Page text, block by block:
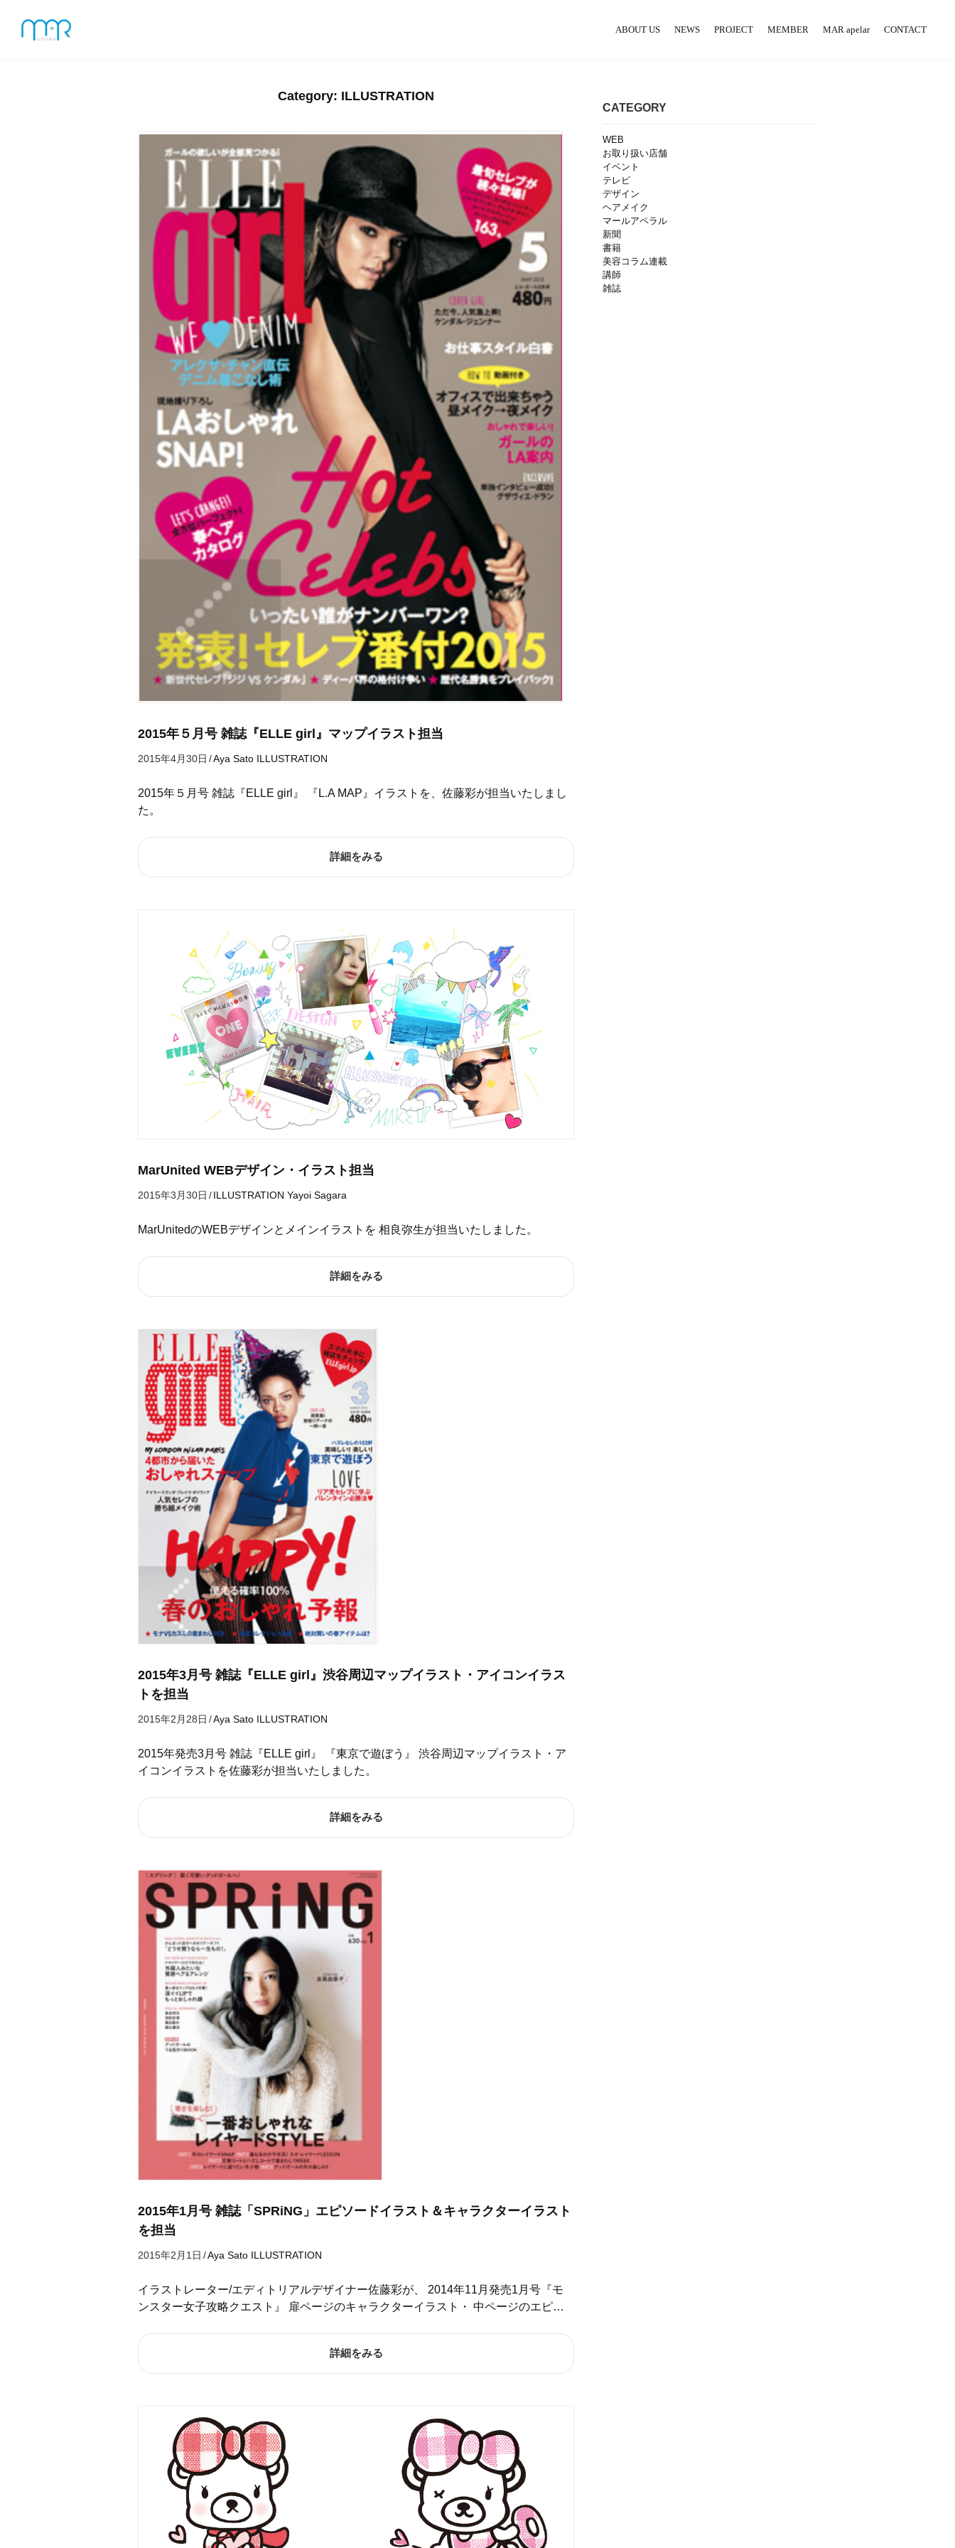
ABOUT US NEWS PROJECT MEMBER MAR apelar CONTACT
Category: ILLUSTRATION
2015年５月号 雑誌『ELLE girl』マップイラスト担当
2015年4月30日 /Aya Sato ILLUSTRATION
2015年５月号 雑誌『ELLE girl』 『L.A MAP』イラストを、佐藤彩が担当いたしまし
た。
詳細をみる
MarUnited WEBデザイン・イラスト担当
2015年3月30日 /ILLUSTRATION Yayoi Sagara
MarUnitedのWEBデザインとメインイラストを 相良弥生が担当いたしました。
詳細をみる
2015年3月号 雑誌『ELLE girl』渋谷周辺マップイラスト・アイコンイラス
トを担当
2015年2月28日 /Aya Sato ILLUSTRATION
2015年発売3月号 雑誌『ELLE girl』 『東京で遊ぼう』 渋谷周辺マップイラスト・ア
イコンイラストを佐藤彩が担当いたしました。
詳細をみる
2015年1月号 雑誌「SPRiNG」エピソードイラスト＆キャラクターイラスト
を担当
2015年2月1日 /Aya Sato ILLUSTRATION
イラストレーター/エディトリアルデザイナー佐藤彩が、 2014年11月発売1月号『モ
ンスター女子攻略クエスト』 扉ページのキャラクターイラスト・ 中ページのエピ…
詳細をみる
CATEGORY
WEB
お取り扱い店舗
イベント
テレビ
デザイン
ヘアメイク
マールアペラル
新聞
書籍
美容コラム連載
講師
雑誌